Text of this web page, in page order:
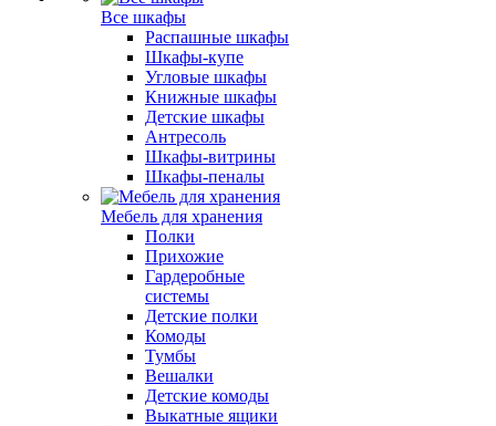
Все шкафы
Распашные шкафы
Шкафы-купе
Угловые шкафы
Книжные шкафы
Детские шкафы
Антресоль
Шкафы-витрины
Шкафы-пеналы
Мебель для хранения
Полки
Прихожие
Гардеробные
системы
Детские полки
Комоды
Тумбы
Вешалки
Детские комоды
Выкатные ящики